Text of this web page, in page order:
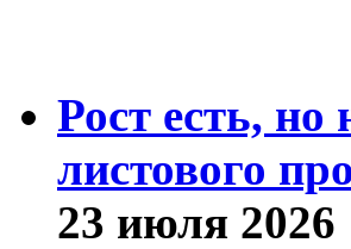
Рост есть,
листового
23 июля 2026